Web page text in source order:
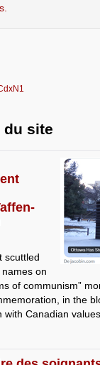
du site
scuttled
on
of communism”
in the
with Canadian